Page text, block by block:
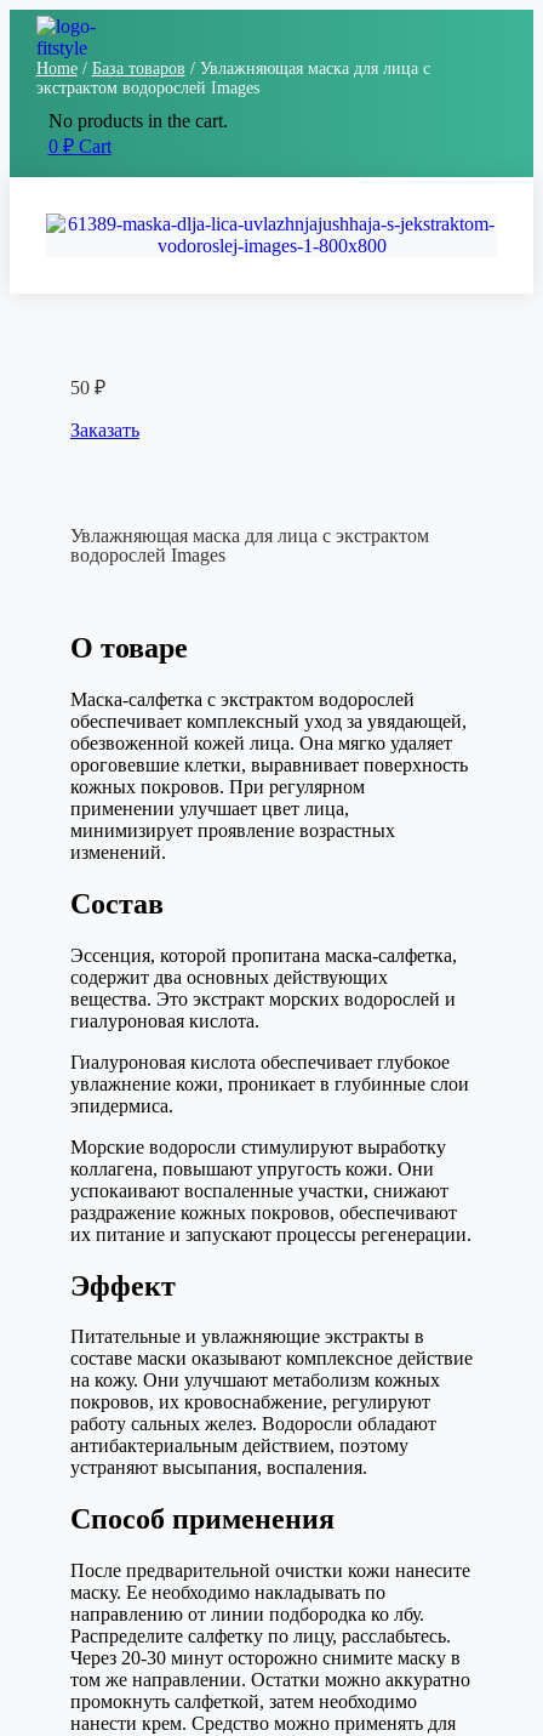
Home/ База товаров / Увлажняющая маска для лица с
экстрактом водорослей Images
No products in the cart.
0 ₽ Cart
50 ₽
Заказать
Увлажняющая маска для лица с экстрактом
водорослей Images
О товаре
Маска-салфетка с экстрактом водорослей
обеспечивает комплексный уход за увядающей,
обезвоженной кожей лица. Она мягко удаляет
ороговевшие клетки, выравнивает поверхность
кожных покровов. При регулярном
применении улучшает цвет лица,
минимизирует проявление возрастных
изменений.
Состав
Эссенция, которой пропитана маска-салфетка,
содержит два основных действующих
вещества. Это экстракт морских водорослей и
гиалуроновая кислота.
Гиалуроновая кислота обеспечивает глубокое
увлажнение кожи, проникает в глубинные слои
эпидермиса.
Морские водоросли стимулируют выработку
коллагена, повышают упругость кожи. Они
успокаивают воспаленные участки, снижают
раздражение кожных покровов, обеспечивают
их питание и запускают процессы регенерации.
Эффект
Питательные и увлажняющие экстракты в
составе маски оказывают комплексное действие
на кожу. Они улучшают метаболизм кожных
покровов, их кровоснабжение, регулируют
работу сальных желез. Водоросли обладают
антибактериальным действием, поэтому
устраняют высыпания, воспаления.
Способ применения
После предварительной очистки кожи нанесите
маску. Ее необходимо накладывать по
направлению от линии подбородка ко лбу.
Распределите салфетку по лицу, расслабьтесь.
Через 20-30 минут осторожно снимите маску в
том же направлении. Остатки можно аккуратно
промокнуть салфеткой, затем необходимо
нанести крем. Средство можно применять для